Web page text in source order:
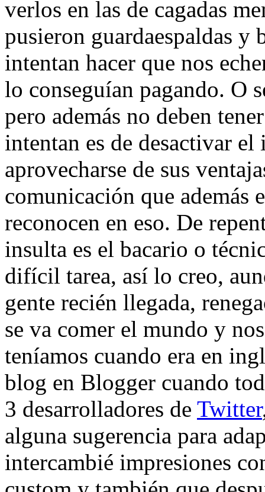
verlos en las de cagadas
pusieron guardaespaldas y
intentan hacer que nos
lo conseguían pagando. O
pero además no deben
intentan es de desactivar
aprovecharse de sus
comunicación que además
reconocen en eso. De
insulta es el bacario o
difícil tarea, así lo creo,
gente recién llegada,
se va comer el mundo y
teníamos cuando era en
blog en Blogger cuando
3 desarrolladores de Twitter
alguna sugerencia para
intercambié impresiones